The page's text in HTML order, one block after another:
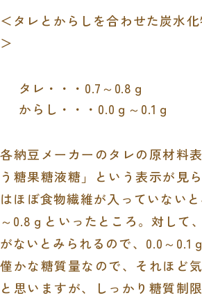
＜タレとからしを合わせた炭水
＞
タレ・・・0.7～0.8ｇ
からし・・・0.0ｇ～0.1ｇ
各納豆メーカーのタレの原材料
う糖果糖液糖」という表示が見
はほぼ食物繊維が入っていない
～0.8ｇといったところ。対して
がないとみられるので、0.0～0.1
僅かな糖質量なので、それほど
と思いますが、しっかり糖質制